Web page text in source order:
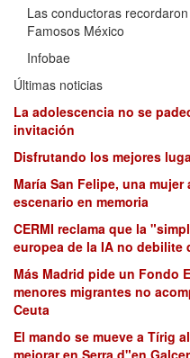
Las conductoras
Famosos México
Infobae
Últimas noticias
La adolescencia no se
invitación
Disfrutando los mejores
María San Felipe, una
escenario en memoria
CERMI reclama que la
europea de la IA no debilite
Más Madrid pide un Fondo
menores migrantes no
Ceuta
El mando se mueve a Tírig